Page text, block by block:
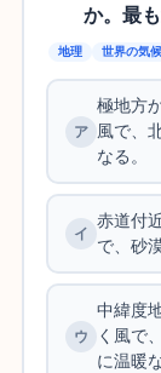
か。最
地理 世界の気
極地方
風で、
なる。
赤道付
で、砂
中緯度
く風で
に温暖